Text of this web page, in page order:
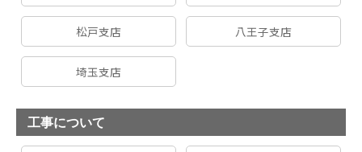
松戸支店 八王子支店
埼玉支店
工事について